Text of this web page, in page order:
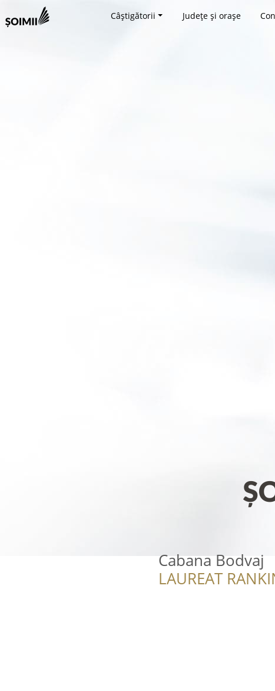
Câștigătorii Județe și orașe
Cabana Bodvaj
LAUREAT